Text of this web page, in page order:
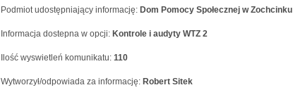
Podmiot udostępniający informację: Dom Pomocy Społecznej w Zochcinku
Informacja dostepna w opcji: Kontrole i audyty WTZ 2
Ilość wyswietleń komunikatu: 110
Wytworzył/odpowiada za informację: Robert Sitek